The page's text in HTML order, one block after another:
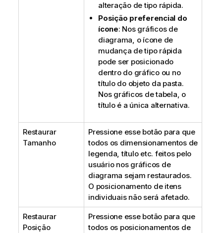
alteração de tipo rápida.
Posição preferencial do
ícone: Nos gráficos de
diagrama, o ícone de
mudança de tipo rápida
pode ser posicionado
dentro do gráfico ou no
título do objeto da pasta.
Nos gráficos de tabela, o
título é a única alternativa.
Restaurar
Tamanho
Pressione esse botão para que
todos os dimensionamentos de
legenda, título etc. feitos pelo
usuário nos gráficos de
diagrama sejam restaurados.
O posicionamento de itens
individuais não será afetado.
Restaurar
Posição
Pressione esse botão para que
todos os posicionamentos de